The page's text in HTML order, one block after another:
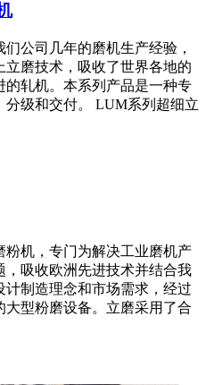
公司几年的磨机生产经验，
磨技术，吸收了世界各地的
的轧机。本系列产品是一种专
分级和交付。 LUM系列超细立
粉机，专门为解决工业磨机产
，吸收欧洲先进技术并结合我
制造理念和市场需求，经过
大型粉磨设备。立磨采用了合